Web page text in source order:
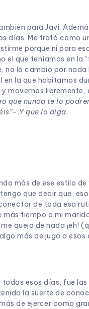
para Javi.
días. Me trató como
porque ni para
que teníamos en la
no lo cambio por
la que habitamos
movernos
que nunca te lo
–.Y que lo diga.
más de ese estilo
que decir que,
de toda esa
tiempo a mi
me quejo de nada ¡eh!
más de jugo a
esos días, fue
la suerte de
de ejercer como